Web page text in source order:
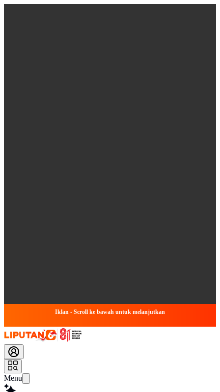
Iklan - Scroll ke bawah untuk melanjutkan
Menu